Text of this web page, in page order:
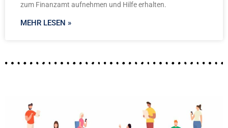
zum Finanzamt aufnehmen und Hilfe erhalten.
MEHR LESEN »